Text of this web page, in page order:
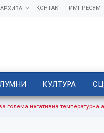
ИМПРЕСУМ
КОНТАКТ
АРХИВА
КУЛТУРА
голема негативна температурна